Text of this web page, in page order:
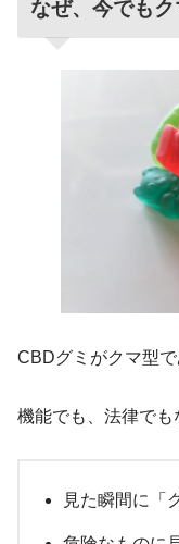
なぜ、今でも
CBDグミがクマ型で
機能でも、法律でも
見た瞬間に「